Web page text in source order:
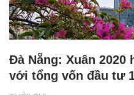
Đà Nẵng: Xuân
với tổng vốn đầu tư